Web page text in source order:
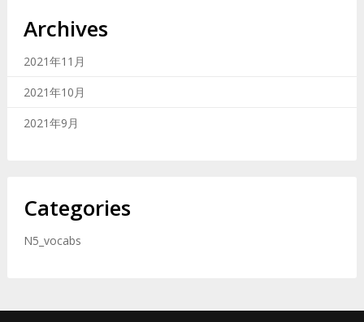
Archives
2021年11月
2021年10月
2021年9月
Categories
N5_vocabs